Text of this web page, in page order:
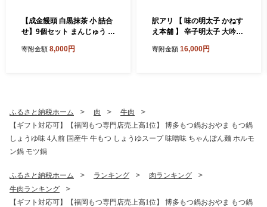
【成金饅頭 白黒抹茶 小 詰合
せ】9個セット まんじゅう 饅
市
寄附金額 8,000円
訳アリ 【 味の明太子 かねす
え本舗 】 辛子明太子 大吟醸
パック 計約1kg 明太子 辛子
寄附金額 16,000円
ふるさと納税ホーム 肉
牛肉
【ギフト対応可】【福岡もつ専門店売上高1位】 博多もつ鍋おおやま もつ鍋
しょうゆ味 4人前 国産牛 牛もつ しょうゆスープ 味噌味 ちゃんぽん麺 ホルモ
ン鍋 モツ鍋
ふるさと納税ホーム ランキング
肉ランキング
牛肉ランキング
【ギフト対応可】【福岡もつ専門店売上高1位】 博多もつ鍋おおやま もつ鍋